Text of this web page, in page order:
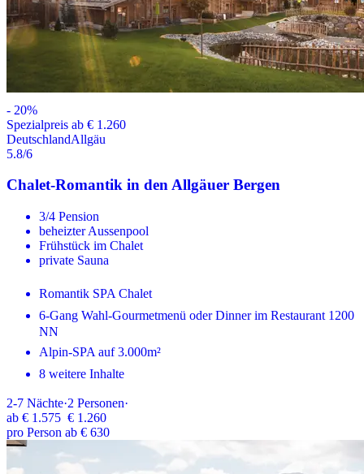
- 20%
Spezialpreis ab € 1.260
DeutschlandAllgäu
5.8/6
Chalet-Romantik in den Allgäuer Bergen
3/4 Pension
beheizter Aussenpool
Frühstück im Chalet
private Sauna
Romantik SPA Chalet
6-Gang Wahl-Gourmetmenü oder Dinner im Restaurant 1200
NN
Alpin-SPA auf 3.000m²
8 weitere Inhalte
2-7 Nächte·2 Personen·
ab € 1.575 € 1.260
pro Person ab € 630